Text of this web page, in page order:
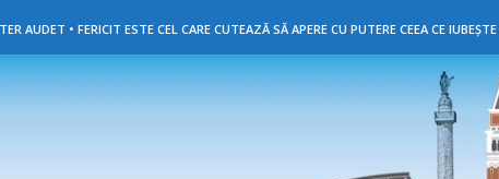
AUDET • FERICIT ESTE CEL CARE CUTEAZĂ SĂ APERE CU PUTERE CEEA CE